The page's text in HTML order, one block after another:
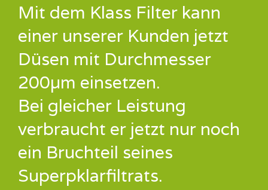
Mit dem Klass Filter kann
einer unserer Kunden jetzt
Düsen mit Durchmesser
200µm einsetzen.
Bei gleicher Leistung
verbraucht er jetzt nur noch
ein Bruchteil seines
Superpklarfiltrats.